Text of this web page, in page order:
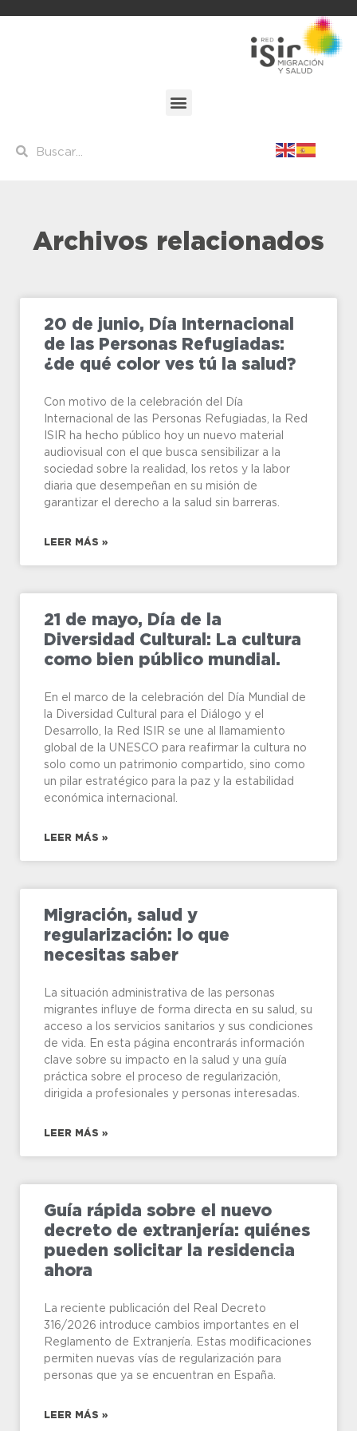
Archivos relacionados
20 de junio, Día Internacional
de las Personas Refugiadas:
¿de qué color ves tú la salud?
Con motivo de la celebración del Día
Internacional de las Personas Refugiadas, la Red
ISIR ha hecho público hoy un nuevo material
audiovisual con el que busca sensibilizar a la
sociedad sobre la realidad, los retos y la labor
diaria que desempeñan en su misión de
garantizar el derecho a la salud sin barreras.
LEER MÁS »
21 de mayo, Día de la
Diversidad Cultural: La cultura
como bien público mundial.
En el marco de la celebración del Día Mundial de
la Diversidad Cultural para el Diálogo y el
Desarrollo, la Red ISIR se une al llamamiento
global de la UNESCO para reafirmar la cultura no
solo como un patrimonio compartido, sino como
un pilar estratégico para la paz y la estabilidad
económica internacional.
LEER MÁS »
Migración, salud y
regularización: lo que
necesitas saber
La situación administrativa de las personas
migrantes influye de forma directa en su salud, su
acceso a los servicios sanitarios y sus condiciones
de vida. En esta página encontrarás información
clave sobre su impacto en la salud y una guía
práctica sobre el proceso de regularización,
dirigida a profesionales y personas interesadas.
LEER MÁS »
Guía rápida sobre el nuevo
decreto de extranjería: quiénes
pueden solicitar la residencia
ahora
La reciente publicación del Real Decreto
316/2026 introduce cambios importantes en el
Reglamento de Extranjería. Estas modificaciones
permiten nuevas vías de regularización para
personas que ya se encuentran en España.
LEER MÁS »